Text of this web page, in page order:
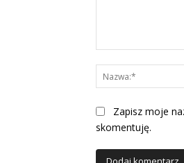
Zapisz moje
skomentuję.